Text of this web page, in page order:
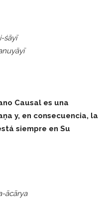
śāyī
Causal es una
y, en consecuencia, la
siempre en Su
ācārya